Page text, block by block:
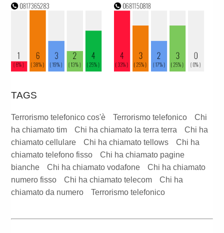
TAGS
Terrorismo telefonico cos'è Terrorismo telefonico
Chi
ha chiamato tim
Chi ha chiamato la terra terra
Chi ha
chiamato cellulare
Chi ha chiamato tellows
Chi ha
chiamato telefono fisso
Chi ha chiamato pagine
bianche
Chi ha chiamato vodafone
Chi ha chiamato
numero fisso
Chi ha chiamato telecom
Chi ha
chiamato da numero
Terrorismo telefonico